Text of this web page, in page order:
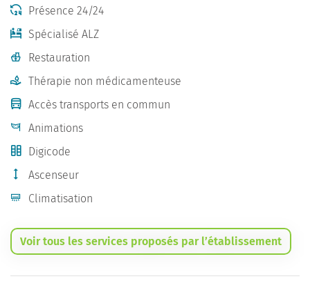
Présence 24/24
Spécialisé ALZ
Restauration
Thérapie non médicamenteuse
Accès transports en commun
Animations
Digicode
Ascenseur
Climatisation
Voir tous les services proposés par l’établissement